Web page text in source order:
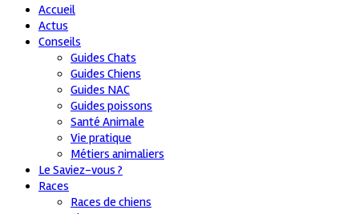
Accueil
Actus
Conseils
Guides Chats
Guides Chiens
Guides NAC
Guides poissons
Santé Animale
Vie pratique
Métiers animaliers
Le Saviez-vous ?
Races
Races de chiens